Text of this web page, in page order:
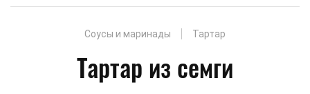
Соусы и маринады Тартар
Тартар из семги